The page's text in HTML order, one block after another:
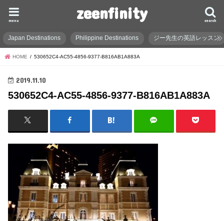
zeenfinity search
menu
Japan Destinations Philippine Destinations ジー先生の英語レッスン
HOME 530652C4-AC55-4856-9377-B816AB1A883A
2019.11.10
530652C4-AC55-4856-9377-B816AB1A883A